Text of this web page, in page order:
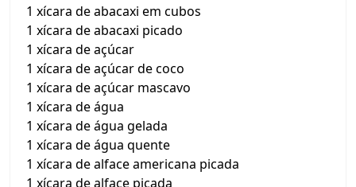
1 xícara de abacaxi em cubos
1 xícara de abacaxi picado
1 xícara de açúcar
1 xícara de açúcar de coco
1 xícara de açúcar mascavo
1 xícara de água
1 xícara de água gelada
1 xícara de água quente
1 xícara de alface americana picada
1 xícara de alface picada